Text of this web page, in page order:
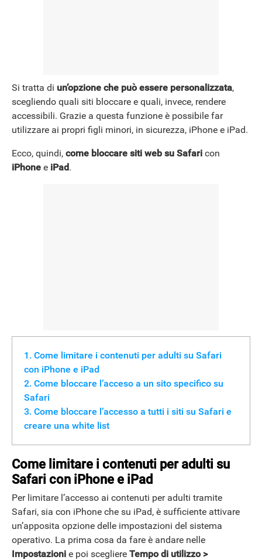
Si tratta di un’opzione che può essere personalizzata,
scegliendo quali siti bloccare e quali, invece, rendere
accessibili. Grazie a questa funzione è possibile far
utilizzare ai propri figli minori, in sicurezza, iPhone e iPad.
Ecco, quindi, come bloccare siti web su Safari con
iPhone e iPad.
Come limitare i contenuti per adulti su Safari
con iPhone e iPad
Come bloccare l’acceso a un sito specifico su
Safari
Come bloccare l’accesso a tutti i siti su Safari e
creare una white list
Come limitare i contenuti per adulti su
Safari con iPhone e iPad
Per limitare l’accesso ai contenuti per adulti tramite
Safari, sia con iPhone che su iPad, è sufficiente attivare
un’apposita opzione delle impostazioni del sistema
operativo. La prima cosa da fare è andare nelle
Impostazioni e poi scegliere Tempo di utilizzo >